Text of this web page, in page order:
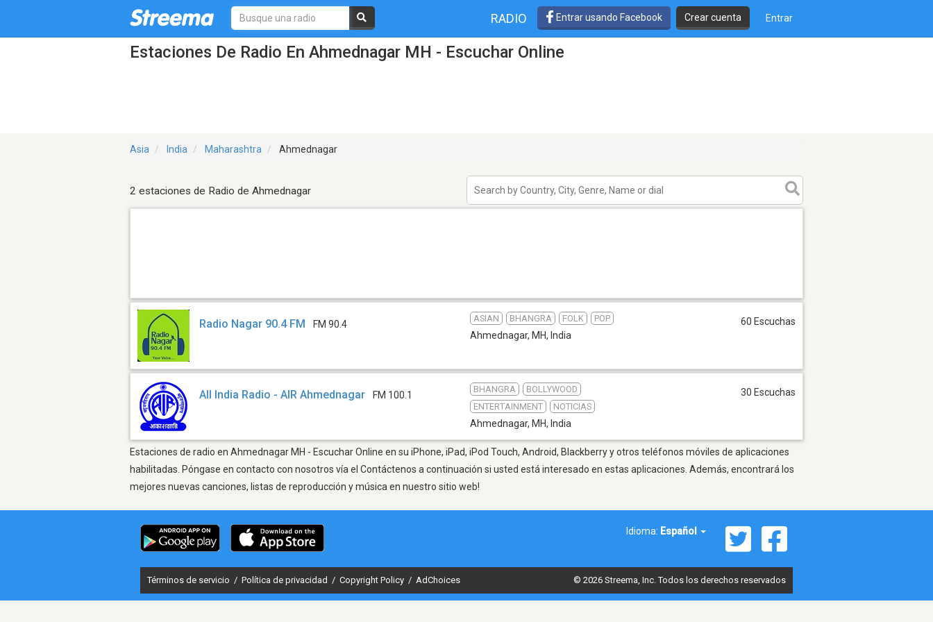
RADIO Entrar usando Facebook Crear cuenta Entrar
Estaciones De Radio En Ahmednagar MH - Escuchar Online
Asia India Maharashtra Ahmednagar
2 estaciones de Radio de Ahmednagar
Radio Nagar 90.4 FM FM 90.4
ASIAN BHANGRA FOLK POP
Ahmednagar, MH, India
60 Escuchas
All India Radio - AIR Ahmednagar FM 100.1
BHANGRA
BOLLYWOOD
ENTERTAINMENT
NOTICIAS
Ahmednagar, MH, India
30 Escuchas
Estaciones de radio en Ahmednagar MH - Escuchar Online en su iPhone, iPad, iPod Touch, Android, Blackberry y otros teléfonos móviles de aplicaciones
habilitadas. Póngase en contacto con nosotros vía el Contáctenos a continuación si usted está interesado en estas aplicaciones. Además, encontrará los
mejores nuevas canciones, listas de reproducción y música en nuestro sitio web!
Idioma: Español
Términos de servicio / Política de privacidad / Copyright Policy / AdChoices © 2026 Streema, Inc. Todos los derechos reservados